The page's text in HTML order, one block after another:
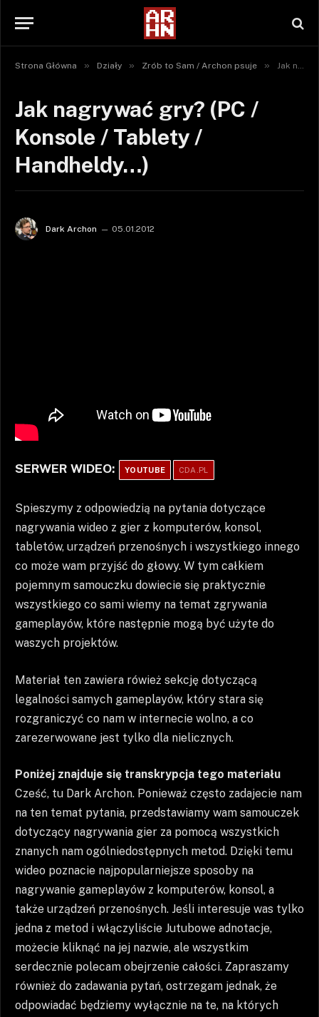
Strona Główna » Działy » Zrób to Sam / Archon psuje » Jak nagrywać gry? (PC / Konsole / Tablety / Handheldy…)
Jak nagrywać gry? (PC /
Konsole / Tablety /
Handheldy…)
Dark Archon 05.01.2012
SERWER WIDEO: YOUTUBE CDA.PL
Spieszymy z odpowiedzią na pytania dotyczące
nagrywania wideo z gier z komputerów, konsol,
tabletów, urządzeń przenośnych i wszystkiego innego
co może wam przyjść do głowy. W tym całkiem
pojemnym samouczku dowiecie się praktycznie
wszystkiego co sami wiemy na temat zgrywania
gameplayów, które następnie mogą być użyte do
waszych projektów.
Materiał ten zawiera rówież sekcję dotyczącą
legalności samych gameplayów, który stara się
rozgraniczyć co nam w internecie wolno, a co
zarezerwowane jest tylko dla nielicznych.
Poniżej znajduje się transkrypcja tego materiału
Cześć, tu Dark Archon. Ponieważ często zadajecie nam
na ten temat pytania, przedstawiamy wam samouczek
dotyczący nagrywania gier za pomocą wszystkich
znanych nam ogólniedostępnych metod. Dzięki temu
wideo poznacie najpopularniejsze sposoby na
nagrywanie gameplayów z komputerów, konsol, a
także urządzeń przenośnych. Jeśli interesuje was tylko
jedna z metod i włączyliście Jutubowe adnotacje,
możecie kliknąć na jej nazwie, ale wszystkim
serdecznie polecam obejrzenie całości. Zapraszamy
również do zadawania pytań, ostrzegam jednak, że
odpowiadać będziemy wyłącznie na te, na których